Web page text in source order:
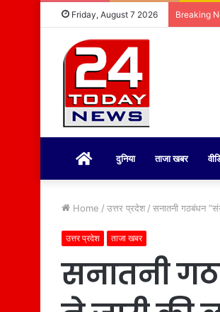
Friday, August 7 2026 Breaking
होम दुनिया ताजा खबर
Home / उत्तर प्रदेश / सनातनी गठबंधन
उत्तर प्रदेश ताजा खबर
सनातनी